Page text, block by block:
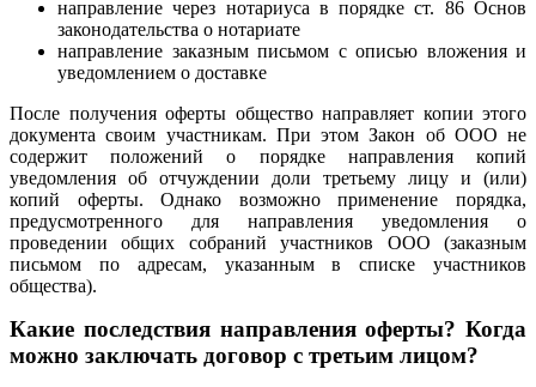
направление через нотариуса в порядке ст. 86 Основ
законодательства о нотариате
направление заказным письмом с описью вложения и
уведомлением о доставке
После получения оферты общество направляет копии этого
документа своим участникам. При этом Закон об ООО не
содержит положений о порядке направления копий
уведомления об отчуждении доли третьему лицу и (или)
копий оферты. Однако возможно применение порядка,
предусмотренного для направления уведомления о
проведении общих собраний участников ООО (заказным
письмом по адресам, указанным в списке участников
общества).
Какие последствия направления оферты? Когда
можно заключать договор с третьим лицом?